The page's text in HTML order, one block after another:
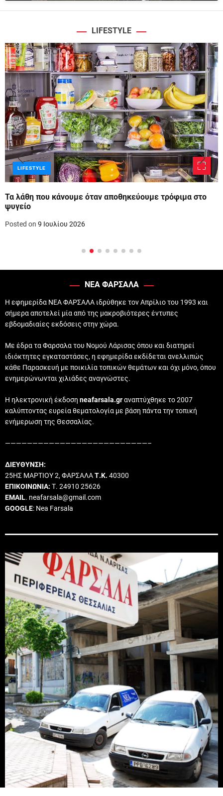
LIFESTYLE
LIFESTYLE
Τα λάθη που κάνουμε όταν αποθηκεύουμε τρόφιμα στο
ψυγείο
Posted on 9 Ιουλίου 2026
ΝΕΑ ΦΑΡΣΑΛΑ
Η εφημερίδα ΝΕΑ ΦΑΡΣΑΛΑ ιδρύθηκε τον Απρίλιο του 1993 και
σήμερα αποτελεί μία από της μακροβιότερες έντυπες
εβδομαδιαίες εκδόσεις στην χώρα.
Με έδρα τα Φαρσαλα του Νομού Λάρισας όπου και διατηρεί
ιδιόκτητες εγκαταστάσες, η εφημερίδα εκδίδεται ανελλιπώς
κάθε Παρασκευή με ποικιλία τοπικών θεμάτων και όχι μόνο, όπου
ενημερώνωνται χιλιάδες αναγνώστες.
Η ηλεκτρονική έκδοση neafarsala.grαναπτύχθηκε το 2007
καλύπτοντας ευρεία θεματολογία με βάση πάντα την τοπική
ενήμερωση της Θεσσαλίας.
——————————————————————————–
ΔΙΕΥΘΥΝΣΗ:
25ΗΣ ΜΑΡΤΙΟΥ 2, ΦΑΡΣΑΛΑΤ.Κ. 40300
ΕΠΙΚΟΙΝΩΝΙΑ: Τ. 24910 25626
EMAIL. neafarsala@gmail.com
GOOGLE: Nea Farsala